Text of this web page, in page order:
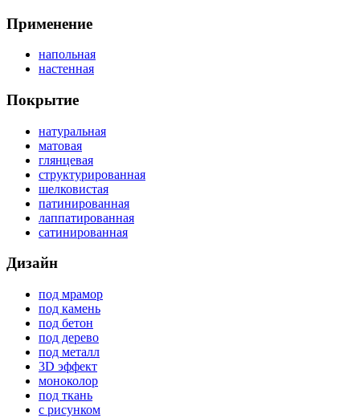
Применение
напольная
настенная
Покрытие
натуральная
матовая
глянцевая
структурированная
шелковистая
патинированная
лаппатированная
сатинированная
Дизайн
под мрамор
под камень
под бетон
под дерево
под металл
3D эффект
моноколор
под ткань
с рисунком